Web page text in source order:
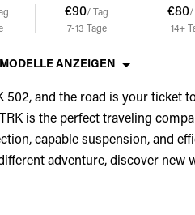
€90/ Tag
7-13
Tage
€80/
14+
ANZEIGEN
502, and the road is your ticket
is the perfect traveling
capable suspension, and
adventure, discover new